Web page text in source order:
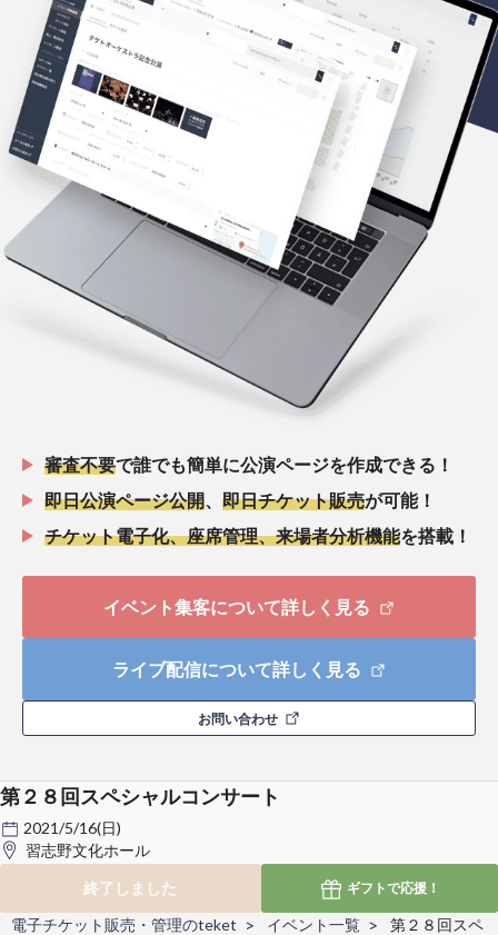
審査不要で誰でも簡単に公演ページを作成できる！
即日公演ページ公開
即日チケット販売が可能！
チケット電子化、座席管理、来場者分析機能を搭載！
イベント集客について詳しく見る
ライブ配信について詳しく見る
お問い合わせ
第２８回スペシャルコンサート
2021/5/16(日)
習志野文化ホール
終了しました
ギフトで応援！
電子チケット販売・管理のteket イベント一覧
第２８回スペ